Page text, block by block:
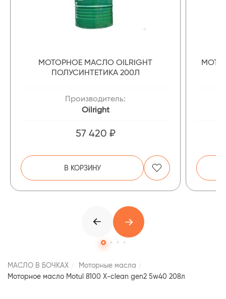
МОТОРНОЕ МАСЛО OILRIGHT
ПОЛУСИНТЕТИКА 200Л
Производитель:
Oilright
57 420 ₽
В КОРЗИНУ
МАСЛО В БОЧКАХ
Моторные масла
Моторное масло Motul 8100 X-clean gen2 5w40 208л